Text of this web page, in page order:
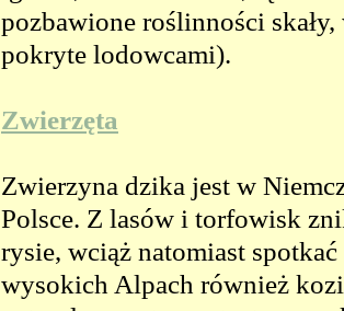
pozbawione roślinności
pokryte lodowcami).
Zwierzęta
Zwierzyna dzika jest w
Polsce. Z lasów i torfowisk
rysie, wciąż natomiast
wysokich Alpach również